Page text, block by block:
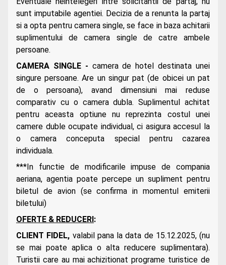
sunt imputabile agentiei. Decizia de a renunta la partaj
si a opta pentru camera single, se face in baza achitarii
suplimentului de camera single de catre ambele
persoane.
CAMERA SINGLE - camera de hotel destinata unei
singure persoane. Are un singur pat (de obicei un pat
de o persoana), avand dimensiuni mai reduse
comparativ cu o camera dubla. Suplimentul achitat
pentru aceasta optiune nu reprezinta costul unei
camere duble ocupate individual, ci asigura accesul la
o camera conceputa special pentru cazarea
individuala.
***In functie de modificarile impuse de compania
aeriana, agentia poate percepe un supliment pentru
biletul de avion (se confirma in momentul emiterii
biletului)
OFERTE & REDUCERI:
CLIENT FIDEL, valabil pana la data de 15.12.2025, (nu
se mai poate aplica o alta reducere suplimentara).
Turistii care au mai achizitionat programe turistice de